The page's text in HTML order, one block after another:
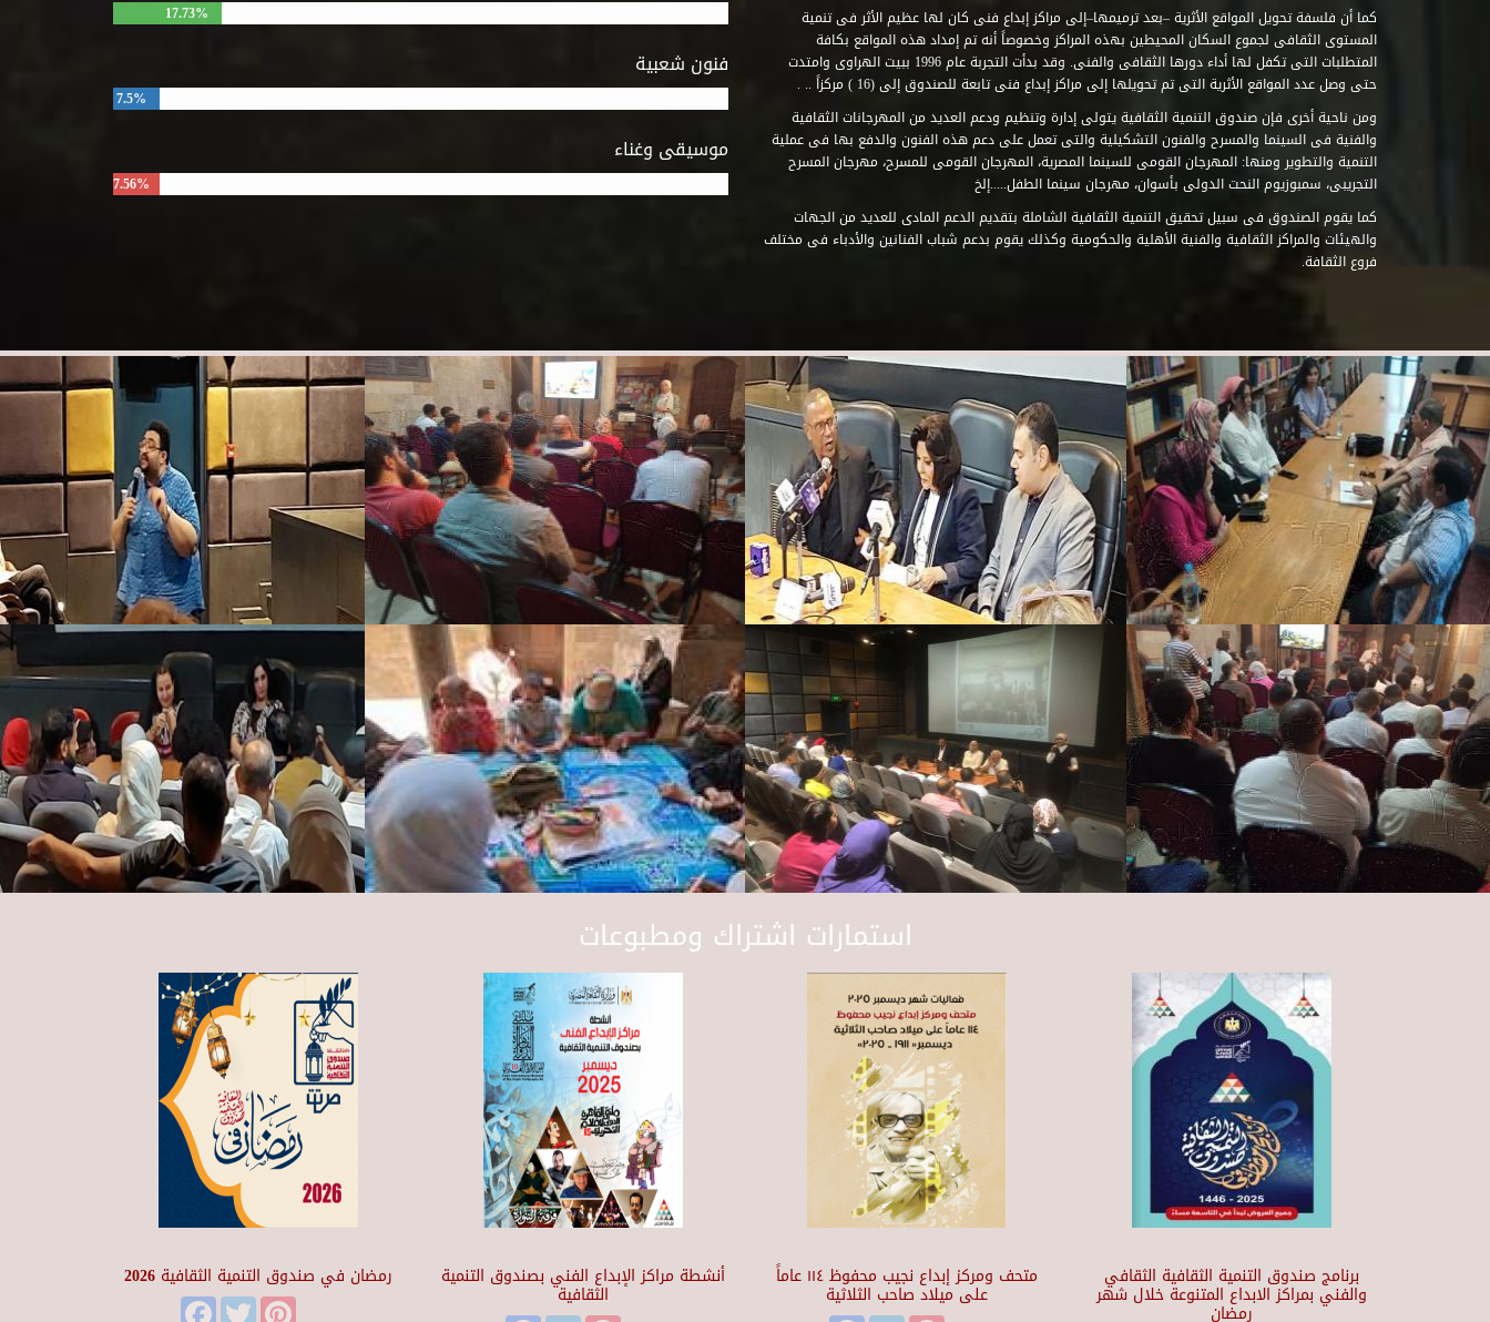
17.73%
فنون شعبية
7.5%
موسيقى وغناء
7.56%
كما أن فلسفة تحويل المواقع الأثرية –بعد ترميمها–إلى مراكز إبداع فنى كان لها عظيم الأثر فى تنمية
المستوى الثقافى لجموع السكان المحيطين بهذه المراكز وخصوصاً أنه تم إمداد هذه المواقع بكافة
المتطلبات التى تكفل لها أداء دورها الثقافى والفنى. وقد بدأت التجربة عام 1996 ببيت الهراوى وامتدت
حتى وصل عدد المواقع الأثرية التى تم تحويلها إلى مراكز إبداع فنى تابعة للصندوق إلى (16 ) مركزاً .. .
ومن ناحية أخرى فإن صندوق التنمية الثقافية يتولى إدارة وتنظيم ودعم العديد من المهرجانات الثقافية
والفنية فى السينما والمسرح والفنون التشكيلية والتى تعمل على دعم هذه الفنون والدفع بها فى عملية
التنمية والتطوير ومنها: المهرجان القومى للسينما المصرية، المهرجان القومى للمسرح، مهرجان المسرح
التجريبى، سمبوزيوم النحت الدولى بأسوان، مهرجان سينما الطفل.....إلخ
كما يقوم الصندوق فى سبيل تحقيق التنمية الثقافية الشاملة بتقديم الدعم المادى للعديد من الجهات
والهيئات والمراكز الثقافية والفنية الأهلية والحكومية وكذلك يقوم بدعم شباب الفنانين والأدباء فى مختلف
فروع الثقافة.
استمارات اشتراك ومطبوعات
رمضان في صندوق التنمية الثقافية 2026
FacebookTwitter
أنشطة مراكز الإبداع الفني بصندوق التنمية
الثقافية
متحف ومركز إبداع نجيب محفوظ ١١٤ عاماً
على ميلاد صاحب الثلاثية
برنامج صندوق التنمية الثقافية الثقافي
والفني بمراكز الابداع المتنوعة خلال شهر
رمضان